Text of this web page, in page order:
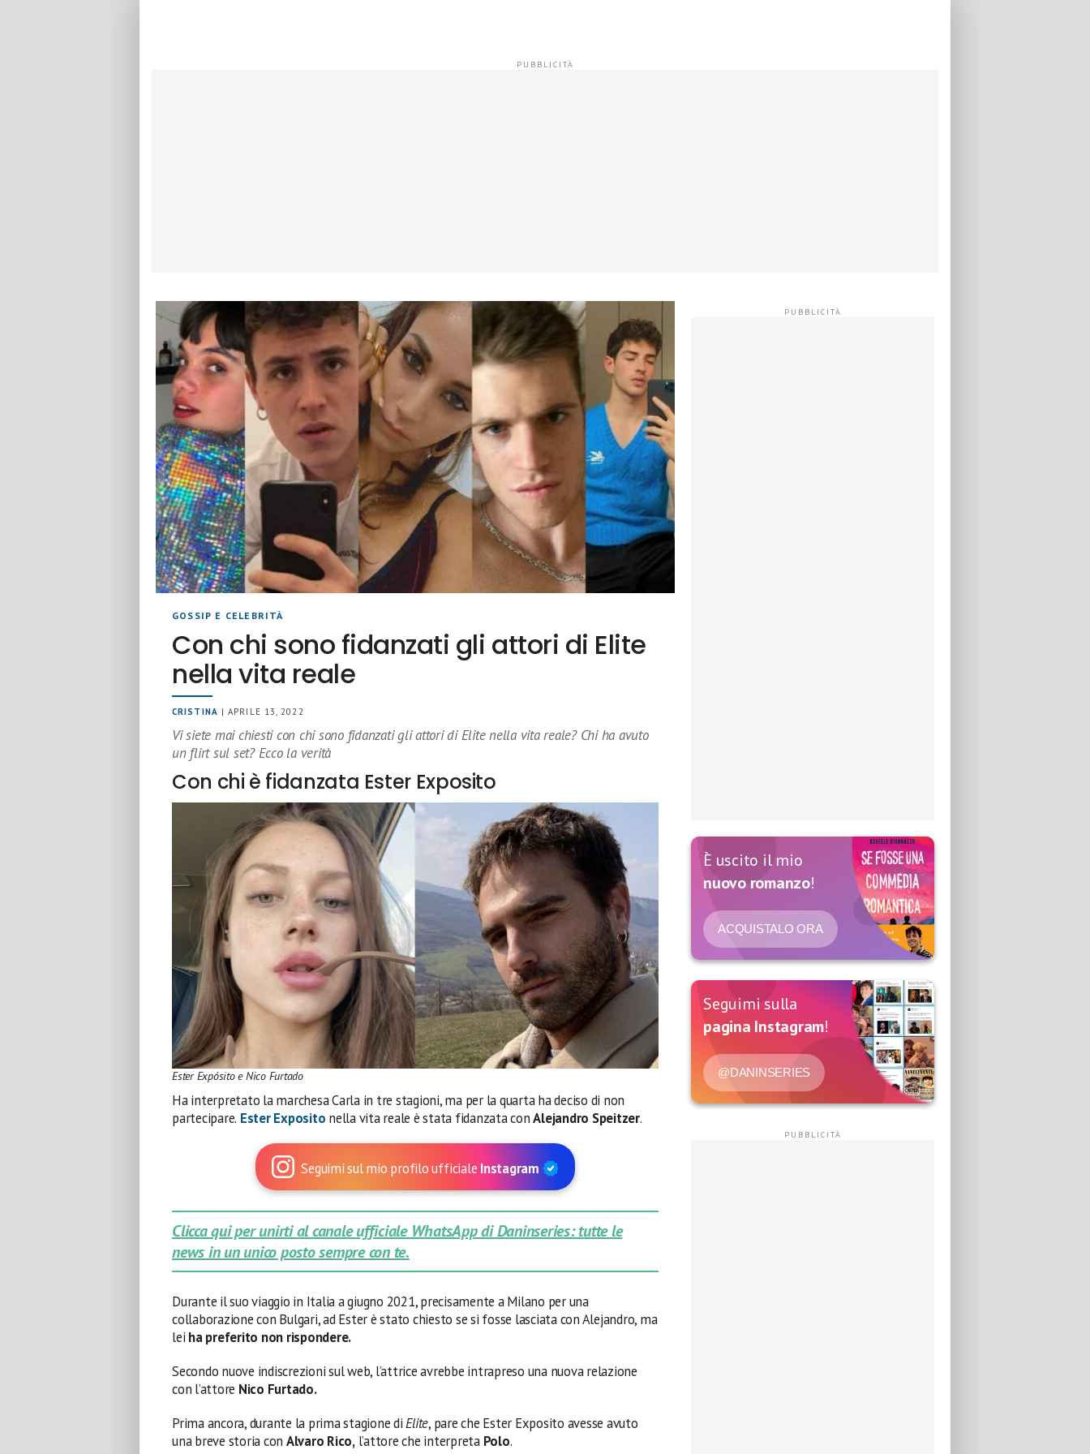
GOSSIP E CELEBRITÀ
Con chi sono fidanzati gli attori di Elite
nella vita reale
CRISTINA | APRILE 13, 2022
Vi siete mai chiesti con chi sono fidanzati gli attori di Elite nella vita reale? Chi ha avuto
un flirt sul set? Ecco la verità
Con chi è fidanzata Ester Exposito
Ester Expósito e Nico Furtado
Ha interpretato la marchesa Carla in tre stagioni, ma per la quarta ha deciso di non
partecipare. Ester Exposito nella vita reale è stata fidanzata conAlejandro Speitzer.
Seguimi sul mio profilo ufficiale Instagram
Clicca qui per unirti al canale ufficiale WhatsApp di Daninseries: tutte le
news in un unico posto sempre con te.
Durante il suo viaggio in Italia a giugno 2021, precisamente a Milano per una
collaborazione con Bulgari, ad Ester è stato chiesto se si fosse lasciata con Alejandro, ma
lei ha preferito non rispondere.
Secondo nuove indiscrezioni sul web, l’attrice avrebbe intrapreso una nuova relazione
con l’attore Nico Furtado.
Prima ancora, durante la prima stagione diElite, pare che Ester Exposito avesse avuto
una breve storia con Alvaro Rico,l’attore che interpreta Polo.
È uscito il mio
nuovo romanzo!
ACQUISTALO ORA
Seguimi sulla
pagina Instagram!
@DANINSERIES